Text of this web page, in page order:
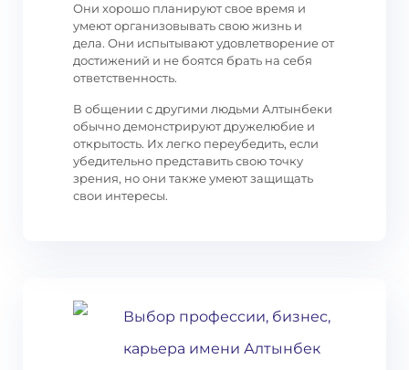
Они хорошо планируют свое время и
умеют организовывать свою жизнь и
дела. Они испытывают удовлетворение от
достижений и не боятся брать на себя
ответственность.
В общении с другими людьми Алтынбеки
обычно демонстрируют дружелюбие и
открытость. Их легко переубедить, если
убедительно представить свою точку
зрения, но они также умеют защищать
свои интересы.
Выбор профессии, бизнес,
карьера имени Алтынбек